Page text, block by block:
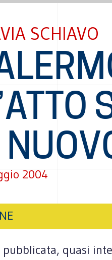
SCHIAVO
2004
pubblicata, quasi